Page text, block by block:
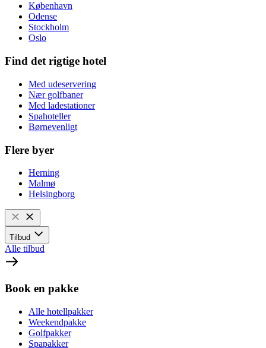
København
Odense
Stockholm
Oslo
Find det rigtige hotel
Med udeservering
Nær golfbaner
Med ladestationer
Spahoteller
Børnevenligt
Flere byer
Herning
Malmø
Helsingborg
Tilbud
Alle tilbud
Book en pakke
Alle hotellpakker
Weekendpakke
Golfpakker
Spapakker